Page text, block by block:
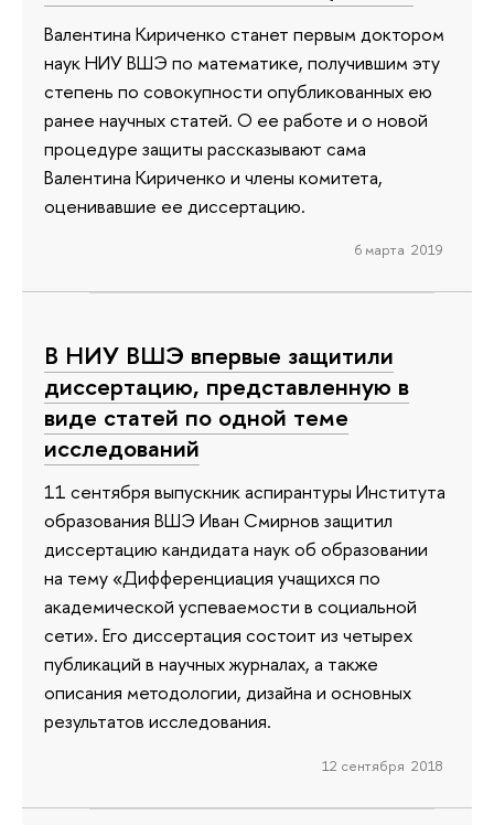
Валентина Кириченко станет первым доктором
наук НИУ ВШЭ по математике, получившим эту
степень по совокупности опубликованных ею
ранее научных статей. О ее работе и о новой
процедуре защиты рассказывают сама
Валентина Кириченко и члены комитета,
оценивавшие ее диссертацию.
6 марта 2019
В НИУ ВШЭ впервые защитили
диссертацию, представленную в
виде статей по одной теме
исследований
11 сентября выпускник аспирантуры Института
образования ВШЭ Иван Смирнов защитил
диссертацию кандидата наук об образовании
на тему «Дифференциация учащихся по
академической успеваемости в социальной
сети». Его диссертация состоит из четырех
публикаций в научных журналах, а также
описания методологии, дизайна и основных
результатов исследования.
12 сентября 2018